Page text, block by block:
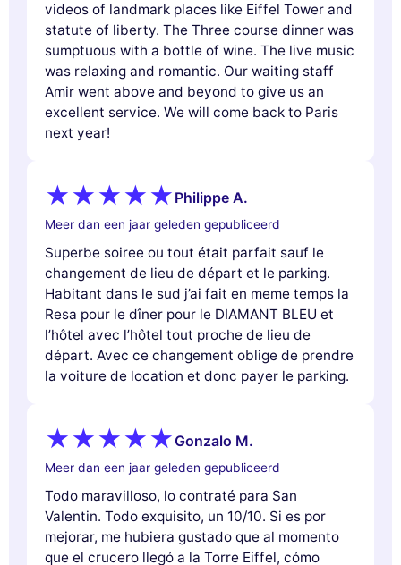
videos of landmark places like Eiffel Tower and
statute of liberty. The Three course dinner was
sumptuous with a bottle of wine. The live music
was relaxing and romantic. Our waiting staff
Amir went above and beyond to give us an
excellent service. We will come back to Paris
next year!
Philippe A.
Meer dan een jaar geleden gepubliceerd
Superbe soiree ou tout était parfait sauf le
changement de lieu de départ et le parking.
Habitant dans le sud j’ai fait en meme temps la
Resa pour le dîner pour le DIAMANT BLEU et
l’hôtel avec l’hôtel tout proche de lieu de
départ. Avec ce changement oblige de prendre
la voiture de location et donc payer le parking.
Gonzalo M.
Meer dan een jaar geleden gepubliceerd
Todo maravilloso, lo contraté para San
Valentin. Todo exquisito, un 10/10. Si es por
mejorar, me hubiera gustado que al momento
que el crucero llegó a la Torre Eiffel, cómo